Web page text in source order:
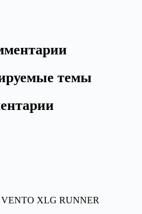
темы
VENTO XLG RUNNER